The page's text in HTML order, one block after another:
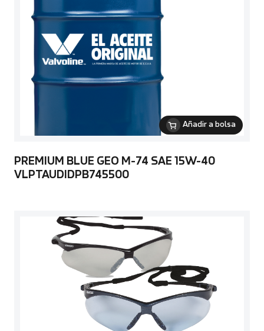
Añadir a bolsa
PREMIUM BLUE GEO M-74 SAE 15W-40
VLPTAUDIDPB745500